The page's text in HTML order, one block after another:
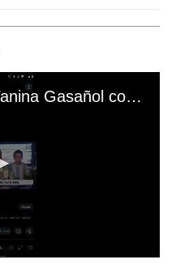
El mal momento de Yanina Gasañol con un hincha argentino en "Subrayado"